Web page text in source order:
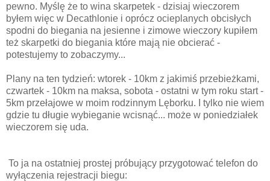
pewno. Myślę że to wina skarpetek - dzisiaj wieczorem
byłem więc w Decathlonie i oprócz ocieplanych obcisłych
spodni do biegania na jesienne i zimowe wieczory kupiłem
też skarpetki do biegania które mają nie obcierać -
potestujemy to zobaczymy...
Plany na ten tydzień: wtorek - 10km z jakimiś przebieżkami,
czwartek - 10km na maksa, sobota - ostatni w tym roku start -
5km przełajowe w moim rodzinnym Lęborku. I tylko nie wiem
gdzie tu długie wybieganie wcisnąć... może w poniedziałek
wieczorem się uda.
To ja na ostatniej prostej próbujący przygotować telefon do
wyłączenia rejestracji biegu: